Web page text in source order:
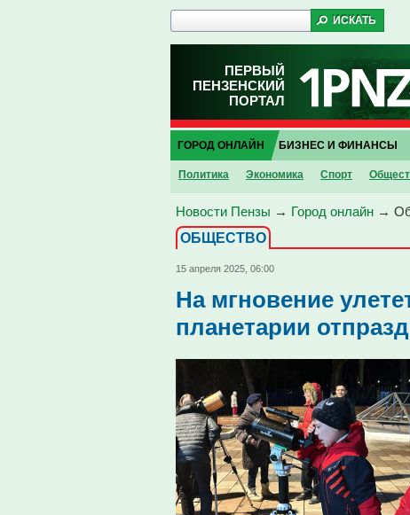
ПЕРВЫЙ
ПЕНЗЕНСКИЙ
ПОРТАЛ
ГОРОД ОНЛАЙН
Политика Экономика Спорт
БИЗНЕС И ФИНАНСЫ
Новости Пензы → Город онлайн →
ОБЩЕСТВО
15 апреля 2025, 06:00
На мгновение
планетарии